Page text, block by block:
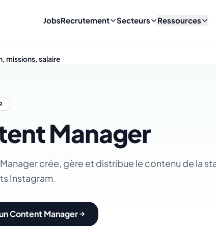
JobsRecrutement Secteurs Ressources
missions, salaire
Manager
crée, gère et distribue le contenu de la
Instagram.
Content Manager